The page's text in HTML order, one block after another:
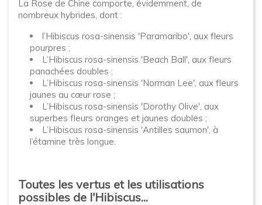
La Rose de Chine comporte, évidemment, de
nombreux hybrides, dont :
l’Hibiscus rosa-sinensis 'Paramaribo', aux fleurs
pourpres ;
L’Hibiscus rosa-sinensis 'Beach Ball', aux fleurs
panachées doubles ;
L’Hibiscus rosa-sinensis 'Norman Lee', aux fleurs
jaunes au cœur rose ;
L’Hibiscus rosa-sinensis 'Dorothy Olive', aux
superbes fleurs oranges et jaunes doubles ;
L’Hibiscus rosa-sinensis 'Antilles saumon', à
l’étamine très longue.
Toutes les vertus et les utilisations
possibles de l'Hibiscus...